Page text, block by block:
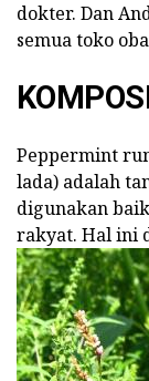
dokter. Dan
semua toko
Peppermint
lada) adalah
digunakan
rakyat. Hal ini